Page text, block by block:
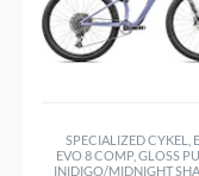
SPECIALIZED CYKEL,
EVO 8 COMP, GLOSS
INIDIGO/MIDNIGHT